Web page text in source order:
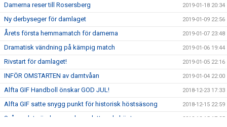
Damerna reser till Rosersberg 2019-01-18 20:34
Ny derbyseger för damlaget 2019-01-09 22:56
Årets första hemmamatch för damerna 2019-01-07 23:48
Dramatisk vändning på kämpig match 2019-01-06 19:44
Rivstart för damlaget! 2019-01-05 22:16
INFÖR OMSTARTEN av damtvåan 2019-01-04 22:00
Alfta GIF Handboll önskar GOD JUL! 2018-12-23 17:33
Alfta GIF satte snygg punkt för historisk höstsäsong 2018-12-15 22:59
Svårspelat när damerna kompletterade hösten 2018-12-15 17:25